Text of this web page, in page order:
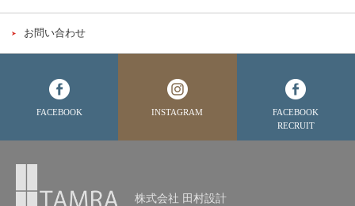
お問い合わせ
FACEBOOK INSTAGRAM
FACEBOOK
RECRUIT
株式会社 田村設計